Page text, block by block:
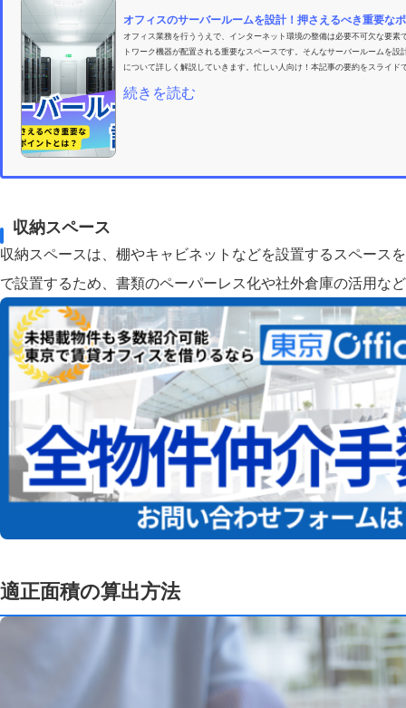
オフィスのサーバールームを設計！押さえるべき重要な
オフィス業務を行ううえで、インターネット環境の整備は必要不可欠な要
トワーク機器が配置される重要なスペースです。そんなサーバールームを
について詳しく解説していきます。忙しい人向け！本記事の要約をスライ
続きを読む
収納スペース
収納スペースは、棚やキャビネットなどを設置するスペース
で設置するため、書類のペーパーレス化や社外倉庫の活用な
適正面積の算出方法